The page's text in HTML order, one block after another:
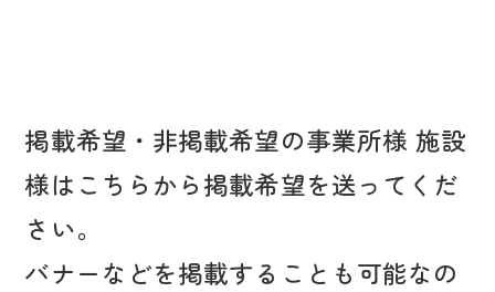
掲載希望・非掲載希望の事業所様 施設
様はこちらから掲載希望を送ってくだ
さい。
バナーなどを掲載することも可能なの